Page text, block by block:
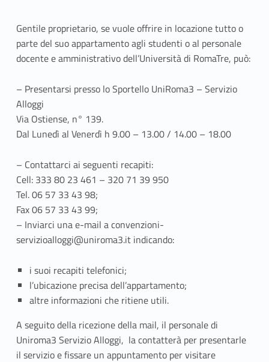
C
o
m
e
o
f
r
i
r
e
i
n
l
Gentile proprietario, se vuole offrire in locazione tutto o
parte del suo appartamento agli studenti o al personale
docente e amministrativo dell’Università di RomaTre, può:
– Presentarsi presso lo Sportello UniRoma3 – Servizio
Alloggi
Via Ostiense, n° 139.
Dal Lunedì al Venerdì h 9.00 – 13.00 / 14.00 – 18.00
– Contattarci ai seguenti recapiti:
Cell: 333 80 23 461 – 320 71 39 950
Tel. 06 57 33 43 98;
Fax 06 57 33 43 99;
– Inviarci una e-mail a convenzioni-
servizioalloggi@uniroma3.it indicando:
i suoi recapiti telefonici;
l’ubicazione precisa dell’appartamento;
altre informazioni che ritiene utili.
A seguito della ricezione della mail, il personale di
Uniroma3 Servizio Alloggi, la contatterà per presentarle
il servizio e fissare un appuntamento per visitare